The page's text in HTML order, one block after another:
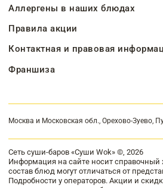
Аллергены в наших блюдах
Правила акции
Контактная и правовая
Франшиза
Москва и Московская обл., Орехово-Зуево,
Сеть суши-баров «Суши Wok» ©, 2026
Информация на сайте носит справочный
состав блюд могут отличаться от
Подробности у операторов. Акции и